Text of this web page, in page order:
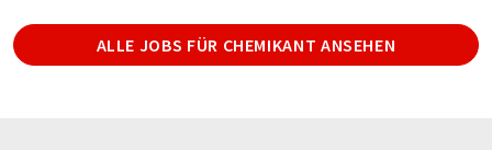
ALLE JOBS FÜR CHEMIKANT ANSEHEN